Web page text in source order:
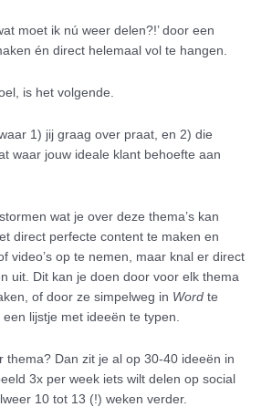
moet ik nú weer delen?!’ door een
én direct helemaal vol te hangen.
is het volgende.
1) jij graag over praat, en 2) die
waar jouw ideale klant behoefte aan
wat je over deze thema’s kan
direct perfecte content te maken en
video’s op te nemen, maar knal er direct
uit. Dit kan je doen door voor elk thema
of door ze simpelweg in Wordte
lijstje met ideeën te typen.
thema? Dan zit je al op 30-40 ideeën in
3x per week iets wilt delen op social
10 tot 13 (!) weken verder.